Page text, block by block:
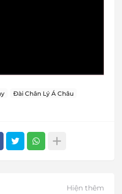
Đài Chân Lý Á Châu
Hiện thêm